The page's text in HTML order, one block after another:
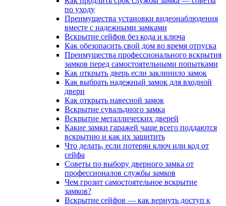
по уходу
Преимущества установки видеонаблюдения
вместе с надежными замками
Вскрытие сейфов без кода и ключа
Как обезопасить свой дом во время отпуска
Преимущества профессионального вскрытия
замков перед самостоятельными попытками
Как открыть дверь если заклинило замок
Как выбрать надежный замок для входной
двери
Как открыть навесной замок
Вскрытие сувальдного замка
Вскрытие металлических дверей
Какие замки гаражей чаще всего поддаются
вскрытию и как их защитить
Что делать, если потерян ключ или код от
сейфа
Советы по выбору дверного замка от
профессионалов службы замков
Чем грозит самостоятельное вскрытие
замков?
Вскрытие сейфов — как вернуть доступ к